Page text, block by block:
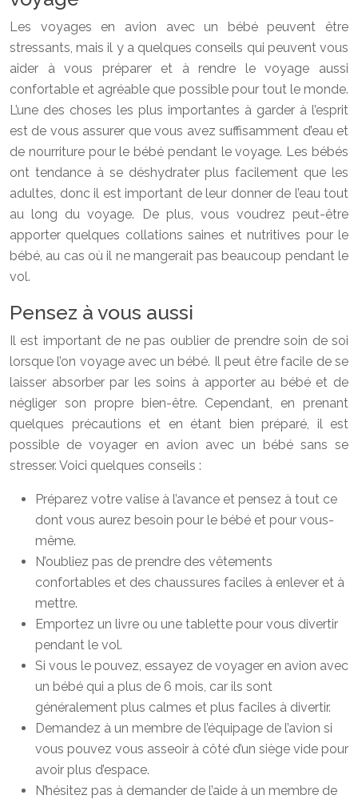
Les voyages en avion avec un bébé peuvent être
stressants, mais il y a quelques conseils qui peuvent vous
aider à vous préparer et à rendre le voyage aussi
confortable et agréable que possible pour tout le monde.
L’une des choses les plus importantes à garder à l’esprit
est de vous assurer que vous avez suffisamment d’eau et
de nourriture pour le bébé pendant le voyage. Les bébés
ont tendance à se déshydrater plus facilement que les
adultes, donc il est important de leur donner de l’eau tout
au long du voyage. De plus, vous voudrez peut-être
apporter quelques collations saines et nutritives pour le
bébé, au cas où il ne mangerait pas beaucoup pendant le
vol.
Pensez à vous aussi
Il est important de ne pas oublier de prendre soin de soi
lorsque l’on voyage avec un bébé. Il peut être facile de se
laisser absorber par les soins à apporter au bébé et de
négliger son propre bien-être. Cependant, en prenant
quelques précautions et en étant bien préparé, il est
possible de voyager en avion avec un bébé sans se
stresser. Voici quelques conseils :
Préparez votre valise à l’avance et pensez à tout ce
dont vous aurez besoin pour le bébé et pour vous-
même.
N’oubliez pas de prendre des vêtements
confortables et des chaussures faciles à enlever et à
mettre.
Emportez un livre ou une tablette pour vous divertir
pendant le vol.
Si vous le pouvez, essayez de voyager en avion avec
un bébé qui a plus de 6 mois, car ils sont
généralement plus calmes et plus faciles à divertir.
Demandez à un membre de l’équipage de l’avion si
vous pouvez vous asseoir à côté d’un siège vide pour
avoir plus d’espace.
N’hésitez pas à demander de l’aide à un membre de